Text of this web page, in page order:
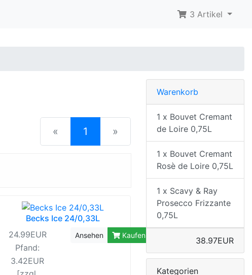
3 Artikel
« 1 (current)
»
Becks Ice 24/0,33L
24.99EUR
Pfand:
3.42EUR
Ansehen Kaufen
Warenkorb
1 x Bouvet Cremant
de Loire 0,75L
1 x Bouvet Cremant
Rosè de Loire 0,75L
1 x Scavy & Ray
Prosecco Frizzante
0,75L
38.97EUR
Kategorien